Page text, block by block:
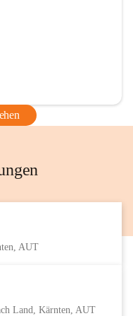
AUT
Land, Kärnten, AUT